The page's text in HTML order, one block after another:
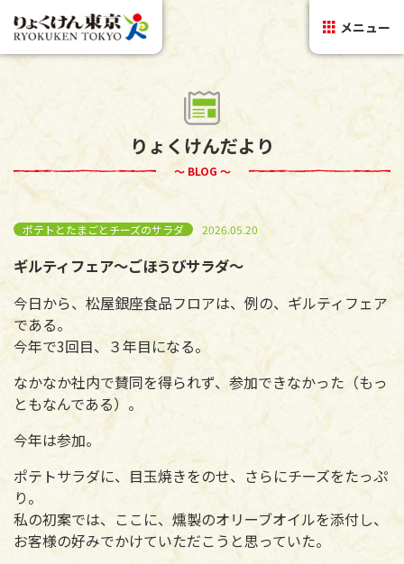
メニュー
りょくけんだより
～ BLOG ～
ポテトとたまごとチーズのサラダ 2026.05.20
ギルティフェア～ごほうびサラダ～
今日から、松屋銀座食品フロアは、例の、ギルティフェア
である。
今年で3回目、３年目になる。
なかなか社内で賛同を得られず、参加できなかった（もっ
ともなんである）。
今年は参加。
ポテトサラダに、目玉焼きをのせ、さらにチーズをたっぷ
り。
私の初案では、ここに、燻製のオリーブオイルを添付し、
お客様の好みでかけていただこうと思っていた。